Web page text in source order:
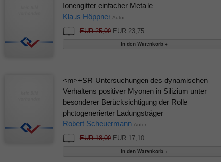
Ionengitter einfacher Metalle
Klaus Höppner Autor
EUR 25,00EUR 23,75
<m>+SR-Untersuchungen des dynamischen
Verhaltens positiver Myonen in Silizium unter
besonderer Berücksichtigung der Rolle
photogenerierter Ladungsträger
Robert Scheuermann Autor
EUR 18,00EUR 17,10